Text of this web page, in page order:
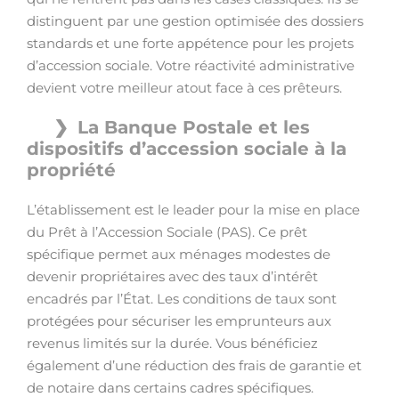
distinguent par une gestion optimisée des dossiers
standards et une forte appétence pour les projets
d’accession sociale. Votre réactivité administrative
devient votre meilleur atout face à ces prêteurs.
La Banque Postale et les
dispositifs d’accession sociale à la
propriété
L’établissement est le leader pour la mise en place
du Prêt à l’Accession Sociale (PAS). Ce prêt
spécifique permet aux ménages modestes de
devenir propriétaires avec des taux d’intérêt
encadrés par l’État. Les conditions de taux sont
protégées pour sécuriser les emprunteurs aux
revenus limités sur la durée. Vous bénéficiez
également d’une réduction des frais de garantie et
de notaire dans certains cadres spécifiques.